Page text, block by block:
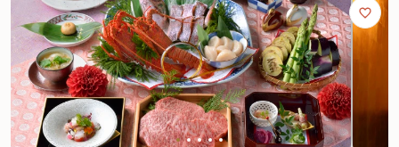
お客様が気持ちよくお過ごしいただけるよう、行き届いた接客にておもてなし
をいたします。
思い出に残るご両家のハレの日のお祝いをお楽しみください。